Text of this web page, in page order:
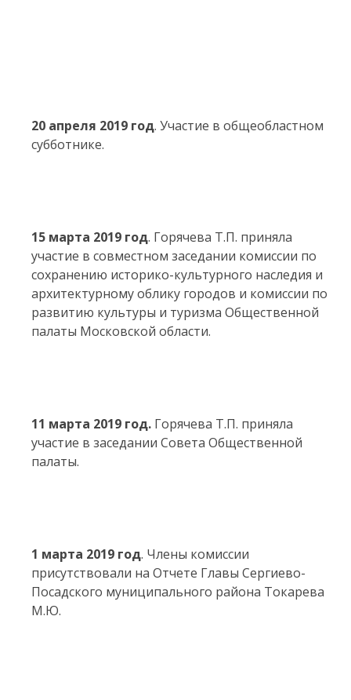
20 апреля 2019 год. Участие в общеобластном
субботнике.
15 марта 2019 год. Горячева Т.П. приняла
участие в совместном заседании комиссии по
сохранению историко-культурного наследия и
архитектурному облику городов и комиссии по
развитию культуры и туризма Общественной
палаты Московской области.
11 марта 2019 год. Горячева Т.П. приняла
участие в заседании Совета Общественной
палаты.
1 марта 2019 год. Члены комиссии
присутствовали на Отчете Главы Сергиево-
Посадского муниципального района Токарева
М.Ю.